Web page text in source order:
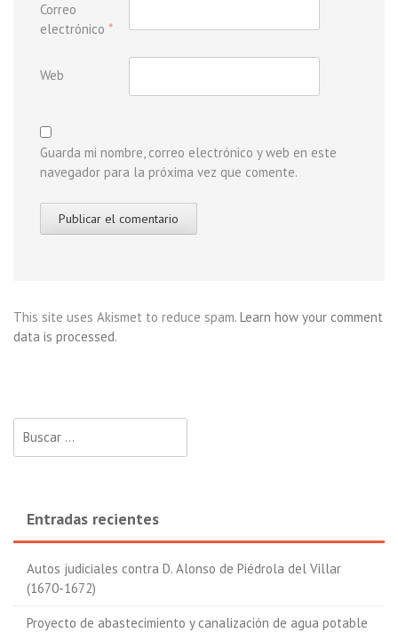
Correo
electrónico *
Web
Guarda mi nombre, correo electrónico y web en este
navegador para la próxima vez que comente.
This site uses Akismet to reduce spam. Learn how your comment
data is processed.
Entradas recientes
Autos judiciales contra D. Alonso de Piédrola del Villar
(1670-1672)
Proyecto de abastecimiento y canalización de agua potable